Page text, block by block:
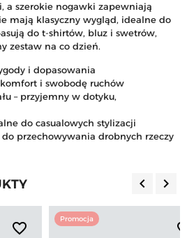
a szerokie nogawki zapewniają
mają klasyczny wygląd, idealne do
do t-shirtów, bluz i swetrów,
zestaw na co dzień.
i dopasowania
i swobodę ruchów
– przyjemny w dotyku,
do casualowych stylizacji
do przechowywania drobnych rzeczy
keyboard_arrow_left keyboard_arrow_right
favorite_border
Promocja